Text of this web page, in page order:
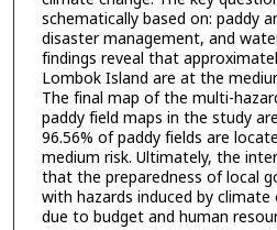
schematically based on: paddy
disaster management, and
findings reveal that
Lombok Island are at the
The final map of the multi-
paddy field maps in the study
96.56% of paddy fields are
medium risk. Ultimately, the
that the preparedness of local
with hazards induced by
due to budget and human